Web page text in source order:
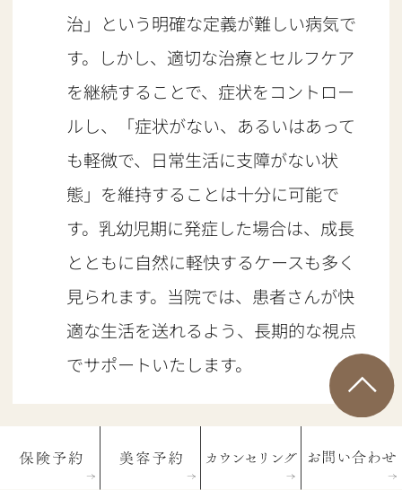
治」という明確な定義が難しい病気で
す。しかし、適切な治療とセルフケア
を継続することで、症状をコントロー
ルし、「症状がない、あるいはあって
も軽微で、日常生活に支障がない状
態」を維持することは十分に可能で
す。乳幼児期に発症した場合は、成長
とともに自然に軽快するケースも多く
見られます。当院では、患者さんが快
適な生活を送れるよう、長期的な視点
でサポートいたします。
Q 食事制限は必要ですか？